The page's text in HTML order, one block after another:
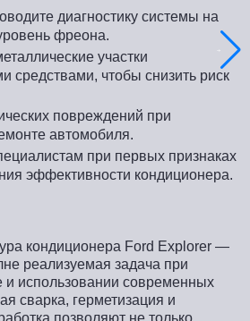
диагностику системы на
фреона.
участки
средствами, чтобы снизить риск
повреждений при
автомобиля.
при первых признаках
эффективности кондиционера.
кондиционера Ford Explorer —
реализуемая задача при
и использовании современных
сварка, герметизация и